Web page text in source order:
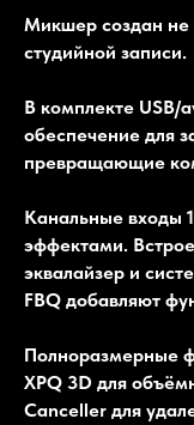
Микшер создан не
студийной записи.
В комплекте USB/
обеспечение для
превращающие
Канальные входы
эффектами.
эквалайзер и
FBQ добавляют
Полноразмерные
XPQ 3D для
Canceller для